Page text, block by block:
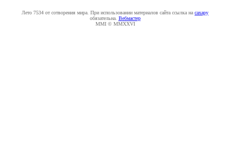
Лето 7534 от сотворения мира. При использовании материалов сайта ссылка на caxapу
обязательна. Вебмастер
MMI © MMXXVI